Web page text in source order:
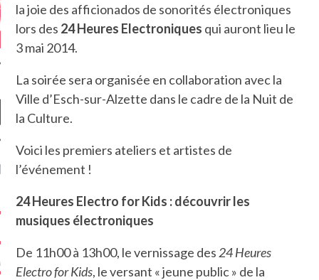
CRITIQUES
7.6
DUDE’S REV...
5.4
6.8
– HEL...
la joie des afficionados de sonorités électroniques
lors des 24 Heures Electroniques qui auront lieu le
3 mai 2014.
La soirée sera organisée en collaboration avec la
Ville d’Esch-sur-Alzette dans le cadre de la Nuit de
la Culture.
Voici les premiers ateliers et artistes de
l’événement !
24 Heures Electro for Kids : découvrir les
musiques électroniques
De 11h00 à 13h00, le vernissage des 24 Heures
Electro for Kids, le versant « jeune public » de la